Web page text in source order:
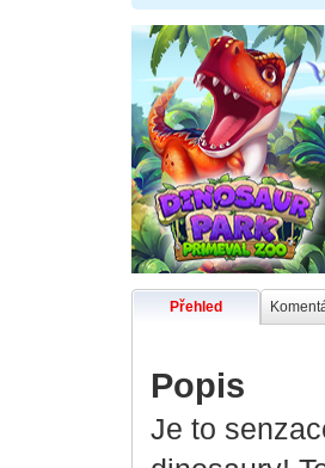
Přehled
Popis
Je to